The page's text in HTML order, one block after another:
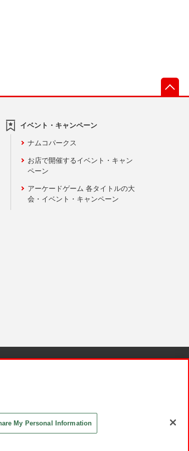
イベント・キャンペーン
ナムコパークス
お店で開催するイベント・キャン
ペーン
アーケードゲーム 各タイトルの大
会・イベント・キャンペーン
My Personal Information